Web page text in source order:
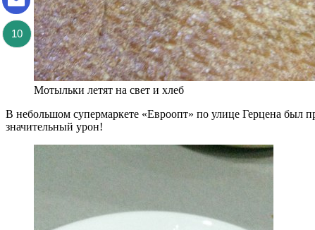
Мотыльки летят на свет и хлеб
В небольшом супермаркете «Евроопт» по улице Герцена был
значительный урон!
10